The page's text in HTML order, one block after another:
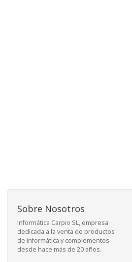
Sobre Nosotros
Informática Carpio SL, empresa
dedicada a la venta de productos
de informática y complementos
desde hace más de 20 años.